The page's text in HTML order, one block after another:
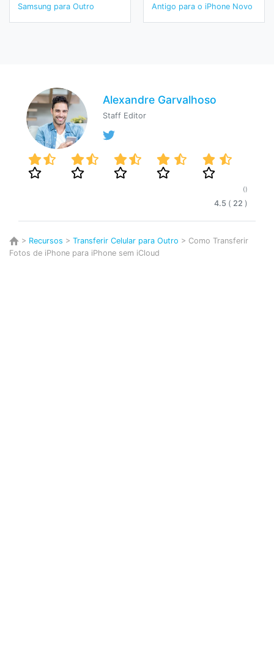
Samsung para Outro
Antigo para o iPhone Novo
Alexandre Garvalhoso
Staff Editor
()
4.5 ( 22 )
> Recursos > Transferir Celular para Outro > Como Transferir
Fotos de iPhone para iPhone sem iCloud